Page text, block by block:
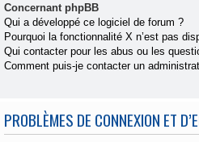
Concernant phpBB
Qui a développé ce logiciel de forum ?
Pourquoi la fonctionnalité X n’est pas
Qui contacter pour les abus ou les
Comment puis-je contacter un
PROBLÈMES DE CONNEXION ET